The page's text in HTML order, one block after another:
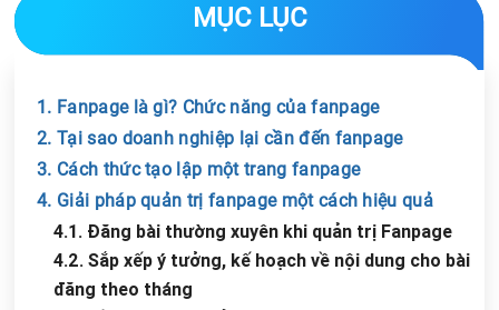
MỤC LỤC
1. Fanpage là gì? Chức năng của fanpage
2. Tại sao doanh nghiệp lại cần đến fanpage
3. Cách thức tạo lập một trang fanpage
4. Giải pháp quản trị fanpage một cách hiệu quả
4.1. Đăng bài thường xuyên khi quản trị Fanpage
4.2. Sắp xếp ý tưởng, kế hoạch về nội dung cho bài
đăng theo tháng